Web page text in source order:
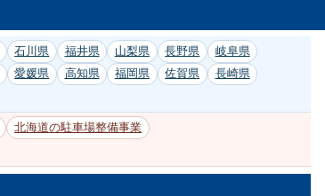
石川県 福井県 山梨県 長野県
岐阜県
愛媛県 高知県 福岡県 佐賀県
長崎県
北海道の駐車場整備事業